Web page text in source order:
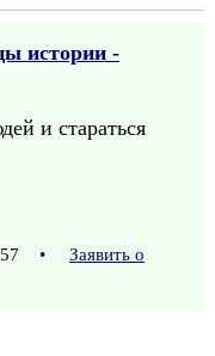
истории -
и стараться
•
Заявить о